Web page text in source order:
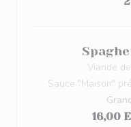
Viande
Sauce "Maison"
16,00